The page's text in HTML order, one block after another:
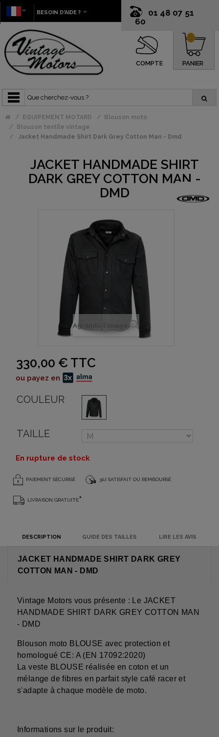
01 48 07 51
60
BESOIN D'AIDE ?
COMPTE PANIER
0
EQUIPEMENT MOTARD
Blouson moto
Blouson textile vintage
Jacket Handmade Shirt Dark Grey Cotton Man - Dmd
JACKET HANDMADE SHIRT
DARK GREY COTTON MAN -
DMD
Agrandir l'image
330,00 € TTC
ou payez en
COULEUR
TAILLE
En rupture de stock
PAIEMENT SÉCURISÉ 30J SATISFAIT OU REMBOURSÉ
LIVRAISON GRATUITE*
DESCRIPTION GUIDE DES TAILLES LIRE LES AVIS
JACKET HANDMADE SHIRT DARK GREY
COTTON MAN - DMD
Vintage Motors vous présente : Le JACKET
HANDMADE SHIRT DARK GREY COTTON MAN
- DMD
Blouson moto BLOUSE avec protection et
homologué CE: A (EN 17092:2020)
La veste BLOUSE réalisée en coton et un
mélange de fibres en parfait style café racer et
s'adapte à chaque modèle de moto.
Informations sur le produit: